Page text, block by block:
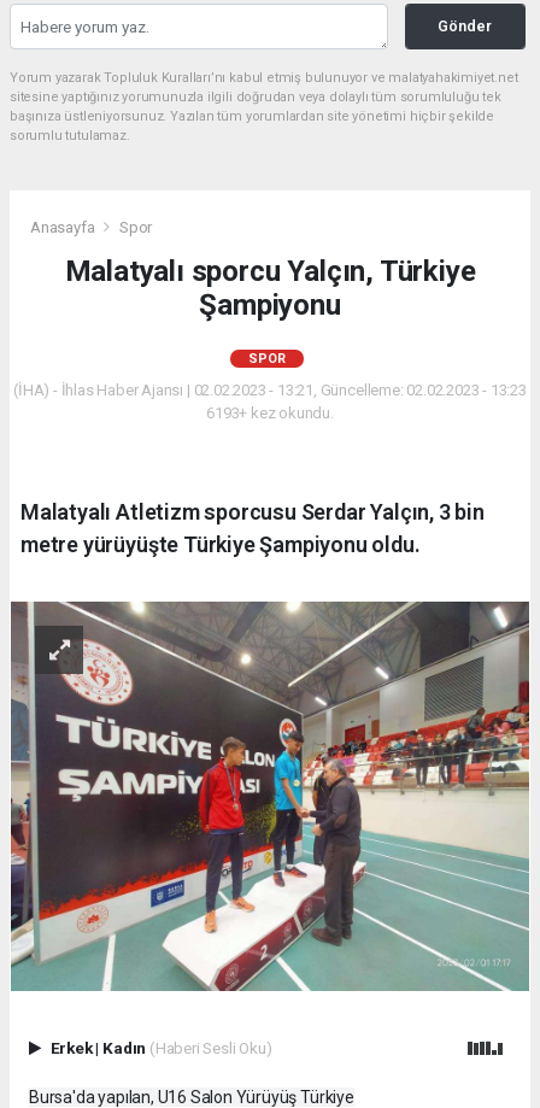
Gönder
Yorum yazarak Topluluk Kuralları’nı kabul etmiş bulunuyor ve malatyahakimiyet.net
sitesine yaptığınız yorumunuzla ilgili doğrudan veya dolaylı tüm sorumluluğu tek
başınıza üstleniyorsunuz. Yazılan tüm yorumlardan site yönetimi hiçbir şekilde
sorumlu tutulamaz.
Anasayfa Spor
Malatyalı sporcu Yalçın, Türkiye
Şampiyonu
SPOR
(İHA) - İhlas Haber Ajansı | 02.02.2023 - 13:21, Güncelleme: 02.02.2023 - 13:23
6193+ kez okundu.
Malatyalı Atletizm sporcusu Serdar Yalçın, 3 bin
metre yürüyüşte Türkiye Şampiyonu oldu.
Erkek| Kadın (Haberi Sesli Oku)
Bursa'da yapılan, U16 Salon Yürüyüş Türkiye